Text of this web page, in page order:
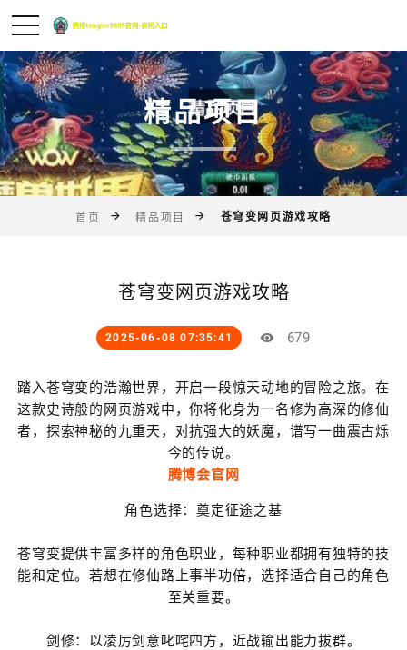
精品项目
首页 精品项目 苍穹变网页游戏攻略
苍穹变网页游戏攻略
2025-06-08 07:35:41 679
踏入苍穹变的浩瀚世界，开启一段惊天动地的冒险之旅。在
这款史诗般的网页游戏中，你将化身为一名修为高深的修仙
者，探索神秘的九重天，对抗强大的妖魔，谱写一曲震古烁
今的传说。
腾博会官网
角色选择：奠定征途之基
苍穹变提供丰富多样的角色职业，每种职业都拥有独特的技
能和定位。若想在修仙路上事半功倍，选择适合自己的角色
至关重要。
剑修：以凌厉剑意叱咤四方，近战输出能力拔群。